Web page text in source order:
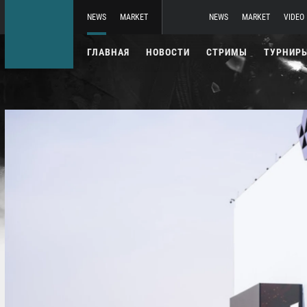
NEWS MARKET NEWS MARKET VIDEO
ГЛАВНАЯ НОВОСТИ СТРИМЫ